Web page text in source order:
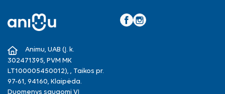
Animu, UAB (Į. k.
302471395, PVM MK
LT100005450012), , Taikos pr.
97-61, 94160, Klaipėda.
Duomenys saugomi VĮ